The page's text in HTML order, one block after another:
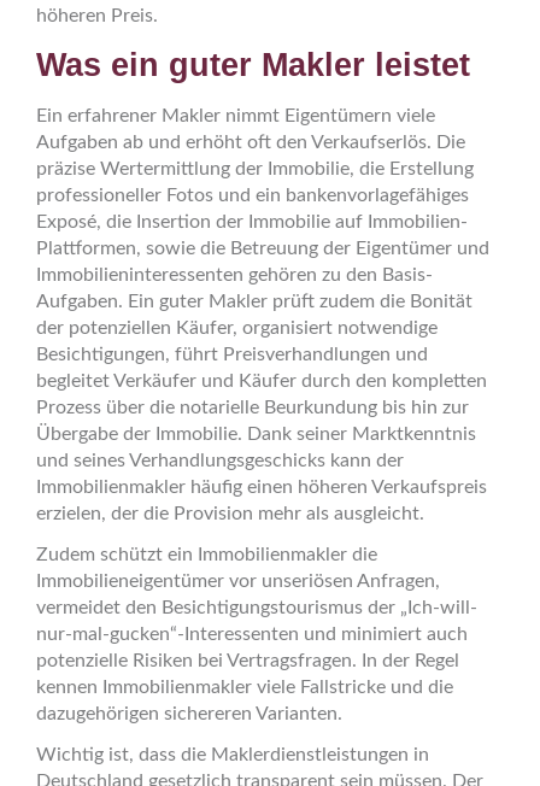
höheren Preis.
Was ein guter Makler leistet
Ein erfahrener Makler nimmt Eigentümern viele
Aufgaben ab und erhöht oft den Verkaufserlös. Die
präzise Wertermittlung der Immobilie, die Erstellung
professioneller Fotos und ein bankenvorlagefähiges
Exposé, die Insertion der Immobilie auf Immobilien-
Plattformen, sowie die Betreuung der Eigentümer und
Immobilieninteressenten gehören zu den Basis-
Aufgaben. Ein guter Makler prüft zudem die Bonität
der potenziellen Käufer, organisiert notwendige
Besichtigungen, führt Preisverhandlungen und
begleitet Verkäufer und Käufer durch den kompletten
Prozess über die notarielle Beurkundung bis hin zur
Übergabe der Immobilie. Dank seiner Marktkenntnis
und seines Verhandlungsgeschicks kann der
Immobilienmakler häufig einen höheren Verkaufspreis
erzielen, der die Provision mehr als ausgleicht.
Zudem schützt ein Immobilienmakler die
Immobilieneigentümer vor unseriösen Anfragen,
vermeidet den Besichtigungstourismus der „Ich-will-
nur-mal-gucken“-Interessenten und minimiert auch
potenzielle Risiken bei Vertragsfragen. In der Regel
kennen Immobilienmakler viele Fallstricke und die
dazugehörigen sichereren Varianten.
Wichtig ist, dass die Maklerdienstleistungen in
Deutschland gesetzlich transparent sein müssen. Der